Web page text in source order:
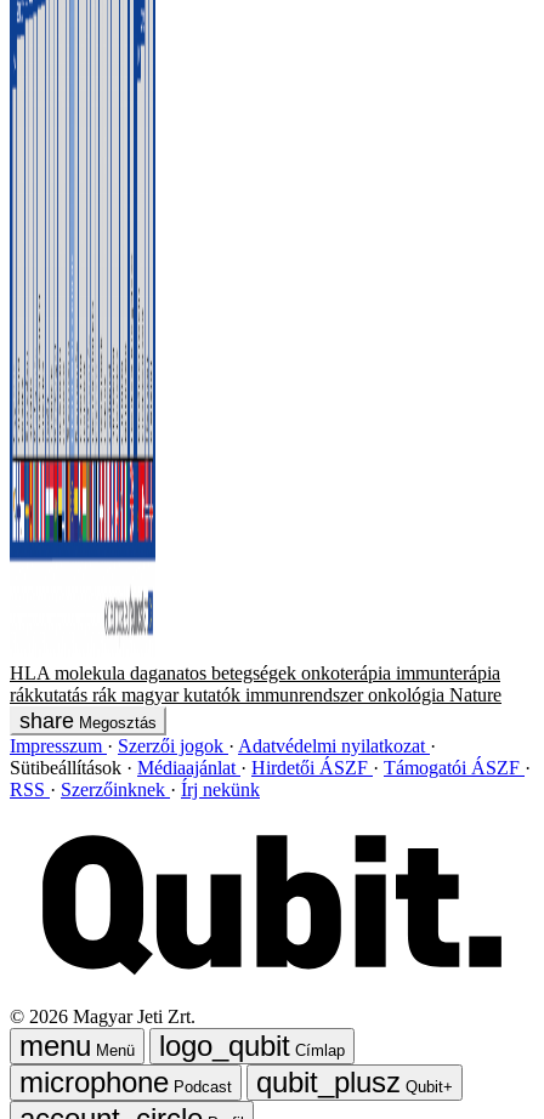
HLA molekula daganatos betegségek onkoterápia immunterápia
rákkutatás rák magyar kutatók immunrendszer onkológia Nature
Megosztás
Impresszum Szerzői jogok
Adatvédelmi nyilatkozat
Sütibeállítások
Médiaajánlat Hirdetői ÁSZF
Támogatói ÁSZF
RSS
Szerzőinknek Írj nekünk
© 2026 Magyar Jeti Zrt.
Menü
Címlap
Podcast
Qubit+